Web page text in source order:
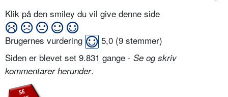
Klik på den smiley du vil give denne side
Brugernes vurdering 5,0 (9 stemmer)
Siden er blevet set 9.831 gange - Se og skriv
kommentarer herunder.